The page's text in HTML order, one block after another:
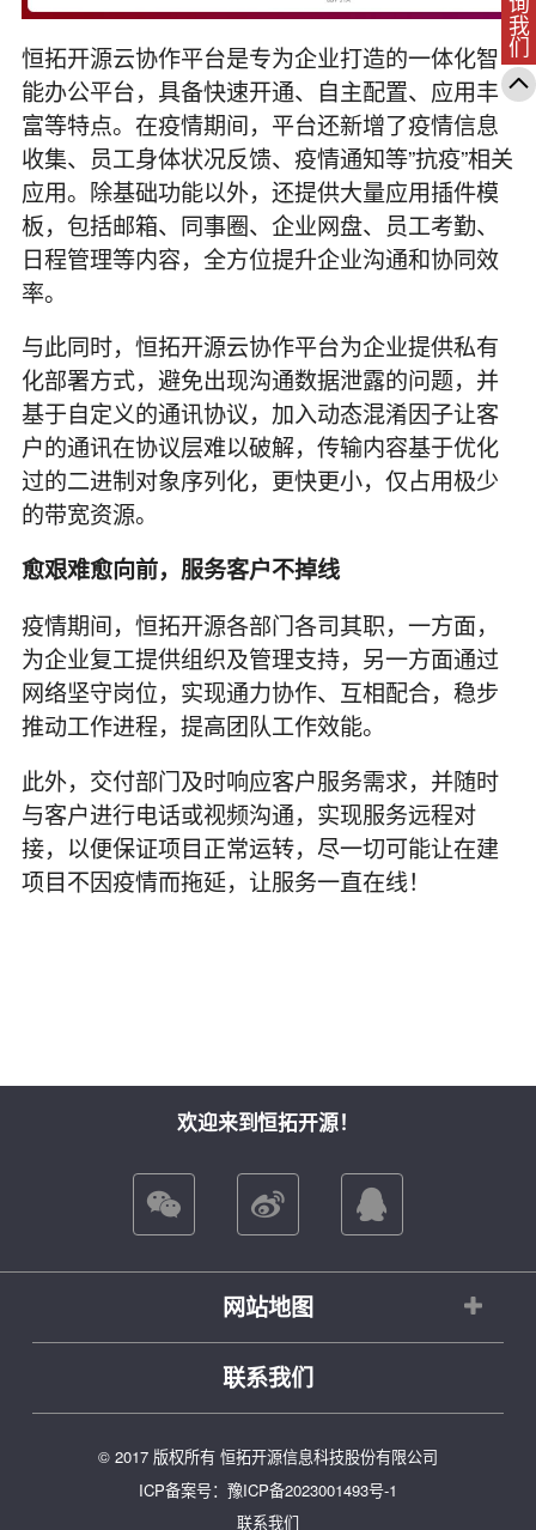
恒拓开源云协作平台是专为企业打造的一体化智
能办公平台，具备快速开通、自主配置、应用丰
富等特点。在疫情期间，平台还新增了疫情信息
收集、员工身体状况反馈、疫情通知等”抗疫”相关
应用。除基础功能以外，还提供大量应用插件模
板，包括邮箱、同事圈、企业网盘、员工考勤、
日程管理等内容，全方位提升企业沟通和协同效
率。
与此同时，恒拓开源云协作平台为企业提供私有
化部署方式，避免出现沟通数据泄露的问题，并
基于自定义的通讯协议，加入动态混淆因子让客
户的通讯在协议层难以破解，传输内容基于优化
过的二进制对象序列化，更快更小，仅占用极少
的带宽资源。
愈艰难愈向前，服务客户不掉线
疫情期间，恒拓开源各部门各司其职，一方面，
为企业复工提供组织及管理支持，另一方面通过
网络坚守岗位，实现通力协作、互相配合，稳步
推动工作进程，提高团队工作效能。
此外，交付部门及时响应客户服务需求，并随时
与客户进行电话或视频沟通，实现服务远程对
接，以便保证项目正常运转，尽一切可能让在建
项目不因疫情而拖延，让服务一直在线！
欢迎来到恒拓开源！
网站地图
联系我们
© 2017 版权所有 恒拓开源信息科技股份有限公司
ICP备案号：豫ICP备2023001493号-1
联系我们